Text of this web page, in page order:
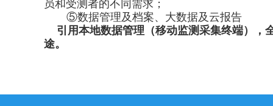
员和受测者的不同需求；
⑤数据管理及档案、大数据及云报告
引用本地数据管理（移动监测采集终端），
途。